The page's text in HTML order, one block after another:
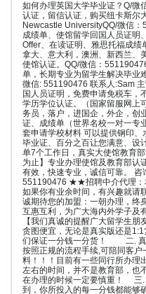
如何办理英国大学毕业证？Q/微
认证，留信认证，购买纽卡斯尔
Newcastle UniversityQQ/微信：
成绩单、使馆留学回国人员证明
Offer、在读证明、雅思托福成绩
拿大、意大利，澳洲、新西兰、
使馆认证。QQ/微信：
单，长期专业为留学生解决毕业
微信: 551190476 联系人:Sam
国人员证明，免费申请免税车，
学历学位认证。（国家留服网上
务员，落户，进国企，外企，创
证、成绩单（世界名校一对一专
套申请学校材料 可以提供钢印
毕业证、百分之百让您满意、设
单7个工作日，真实大使馆教育
为止】专业办理使馆及教育部认
有效，快速专业，诚信可靠。
551190476 ★★招聘中介代理：
如果你有业余时间，有兴趣就
诚期待您的加盟：一朝办理，终
互惠互利，为广大海内外学子及
【我们真诚的提醒广大留学生
贪图便宜，无论是真实版还是
们保证一分钱一分货！ 二. 真
按照正规的流程手续,可陪同客
料！！！目前有一些同行所办理
左右的时间，并不是教育部，也
在办理的时候一定要慎重！ 三.
到，你所投入的每一分钱都能够